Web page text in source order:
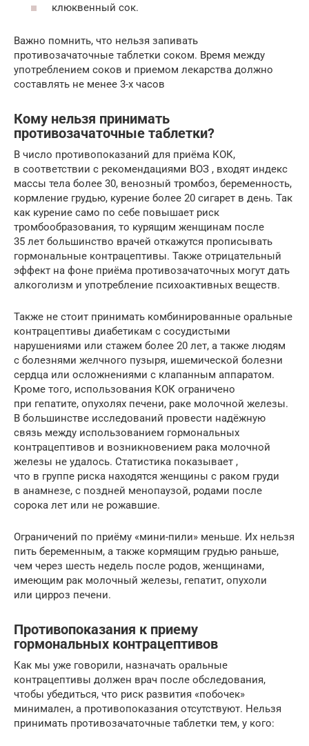
клюквенный сок.
Важно помнить, что нельзя запивать
противозачаточные таблетки соком. Время между
употреблением соков и приемом лекарства должно
составлять не менее 3-х часов
Кому нельзя принимать
противозачаточные таблетки?
В число противопоказаний для приёма КОК,
в соответствии с рекомендациями ВОЗ , входят индекс
массы тела более 30, венозный тромбоз, беременность,
кормление грудью, курение более 20 сигарет в день. Так
как курение само по себе повышает риск
тромбообразования, то курящим женщинам после
35 лет большинство врачей откажутся прописывать
гормональные контрацептивы. Также отрицательный
эффект на фоне приёма противозачаточных могут дать
алкоголизм и употребление психоактивных веществ.
Также не стоит принимать комбинированные оральные
контрацептивы диабетикам с сосудистыми
нарушениями или стажем более 20 лет, а также людям
с болезнями желчного пузыря, ишемической болезни
сердца или осложнениями с клапанным аппаратом.
Кроме того, использования КОК ограничено
при гепатите, опухолях печени, раке молочной железы.
В большинстве исследований провести надёжную
связь между использованием гормональных
контрацептивов и возникновением рака молочной
железы не удалось. Статистика показывает ,
что в группе риска находятся женщины с раком груди
в анамнезе, с поздней менопаузой, родами после
сорока лет или не рожавшие.
Ограничений по приёму «мини-пили» меньше. Их нельзя
пить беременным, а также кормящим грудью раньше,
чем через шесть недель после родов, женщинами,
имеющим рак молочный железы, гепатит, опухоли
или цирроз печени.
Противопоказания к приему
гормональных контрацептивов
Как мы уже говорили, назначать оральные
контрацептивы должен врач после обследования,
чтобы убедиться, что риск развития «побочек»
минимален, а противопоказания отсутствуют. Нельзя
принимать противозачаточные таблетки тем, у кого: